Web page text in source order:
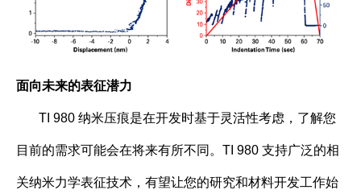
面向未来的表征潜力
TI 980 纳米压痕是在开发时基于灵活性考虑，了解您
目前的需求可能会在将来有所不同。TI 980 支持广泛的相
关纳米力学表征技术，有望让您的研究和材料开发工作始